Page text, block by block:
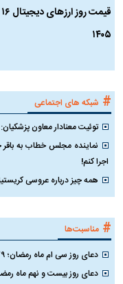
۱۴۰۵
# شبکه های اجتماعی
توئیت معنادار معاون
نماینده مجلس خطاب به
اجرا کنم!
همه چیز درباره عروسی
# مناسبت‌ها
دعای روز سی ام ماه رمضان؛ ۲۹ اسفند ۱۴۰۴
دعای روز بیست و نهم ماه رمضان؛ ۲۸